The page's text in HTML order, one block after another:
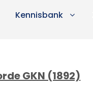
Kennisbank
GKN (1892)